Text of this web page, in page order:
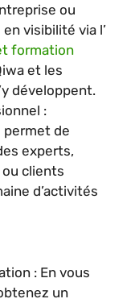
ou
visibilité via l’
formation
et les
développent.
:
permet de
experts,
clients
d’activités
: En vous
un